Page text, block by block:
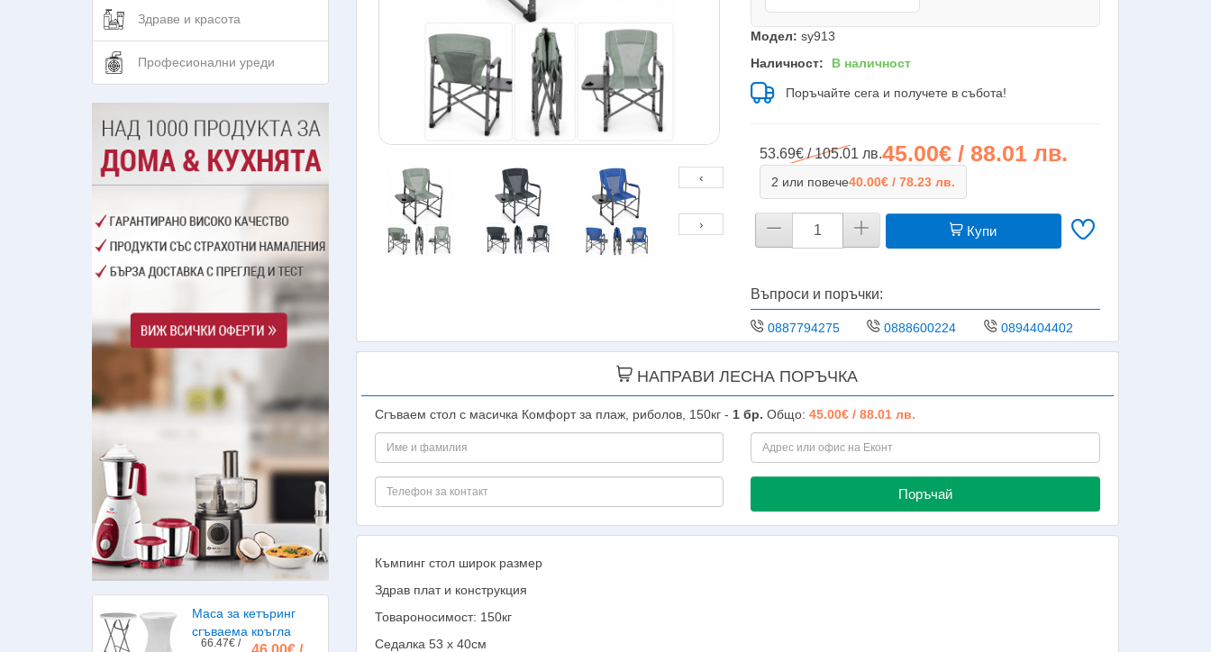
Здраве и красота
Професионални уреди
Маса за кетъринг
сгъваема кръгла
66.47€ /
‹
›
Модел: sy913
Наличност:
В наличност
Поръчайте сега и получете в събота!
53.69€ / 105.01 лв.45.00€ / 88.01 лв.
2 или повече40.00€ / 78.23 лв.
Купи
Въпроси и поръчки:
0887794275 0888600224 0894404402
НАПРАВИ ЛЕСНА ПОРЪЧКА
Сгъваем стол с масичка Комфорт за плаж, риболов, 150кг - 1бр. Общо: 45.00€ / 88.01 лв.
Поръчай
Къмпинг стол широк размер
Здрав плат и конструкция
Товароносимост: 150кг
Седалка 53 х 40см